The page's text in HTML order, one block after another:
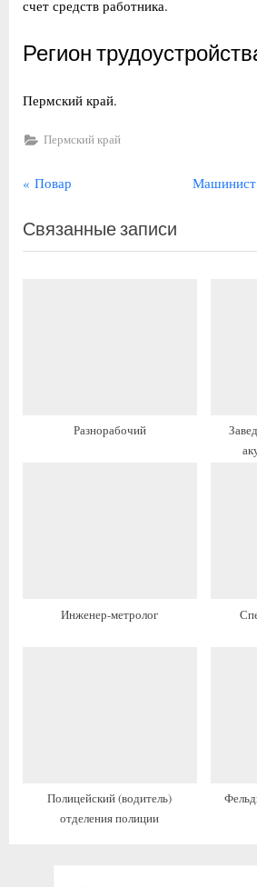
счет средств работника.
Регион
Пермский край.
Пермский край
Навигация
П
е
д
Повар
С
д
Машинист
Связанные записи
Разнорабочий
Инженер-метролог
Полицейский (водитель)
отделения полиции